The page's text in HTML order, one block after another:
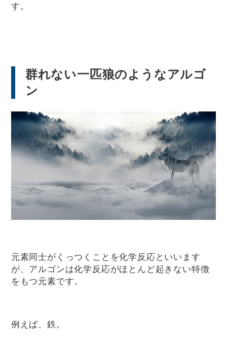
す。
群れない一匹狼のようなアルゴ
ン
元素同士がくっつくことを化学反応といいます
が、アルゴンは化学反応がほとんど起きない特徴
をもつ元素です。
例えば、鉄。